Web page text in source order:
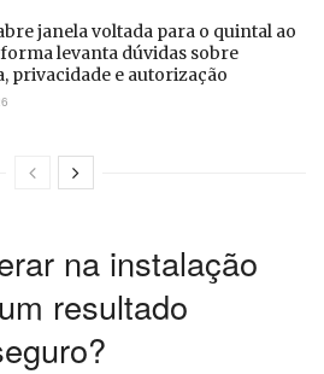
janela voltada para o quintal ao
levanta dúvidas sobre
privacidade e autorização
na instalação
resultado